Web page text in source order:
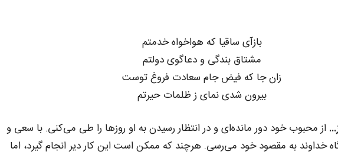
بازآی ساقیا که هواخواه خدمتم
مشتاق بندگی و دعاگوی دولتم
زان جا که فیض جام سعادت فروغ توست
بیرون شدی نمای ز ظلمات حیرتم
از محبوب خود دور مانده‌ای و در انتظار رسیدن به او روزها را طی می‌کنی. با سعی و
خداوند به مقصود خود می‌رسی. هرچند که ممکن است این کار دیر انجام گیرد، اما